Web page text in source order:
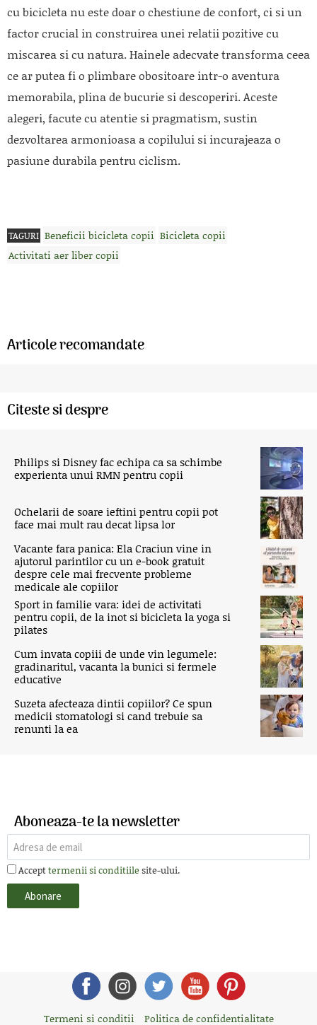
cu bicicleta nu este doar o chestiune de confort, ci si un
factor crucial in construirea unei relatii pozitive cu
miscarea si cu natura. Hainele adecvate transforma ceea
ce ar putea fi o plimbare obositoare intr-o aventura
memorabila, plina de bucurie si descoperiri. Aceste
alegeri, facute cu atentie si pragmatism, sustin
dezvoltarea armonioasa a copilului si incurajeaza o
pasiune durabila pentru ciclism.
TAGURI Beneficii bicicleta copii Bicicleta copii
Activitati aer liber copii
Articole recomandate
Citeste si despre
Philips si Disney fac echipa ca sa schimbe
experienta unui RMN pentru copii
Ochelarii de soare ieftini pentru copii pot
face mai mult rau decat lipsa lor
Vacante fara panica: Ela Craciun vine in
ajutorul parintilor cu un e-book gratuit
despre cele mai frecvente probleme
medicale ale copiilor
Sport in familie vara: idei de activitati
pentru copii, de la inot si bicicleta la yoga si
pilates
Cum invata copiii de unde vin legumele:
gradinaritul, vacanta la bunici si fermele
educative
Suzeta afecteaza dintii copiilor? Ce spun
medicii stomatologi si cand trebuie sa
renunti la ea
Aboneaza-te la newsletter
Accepttermenii si conditiile site-ului.
Termeni si conditii Politica de confidentialitate